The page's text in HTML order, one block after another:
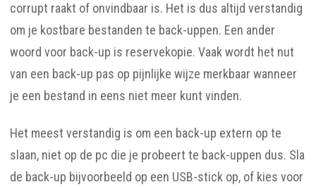
corrupt raakt of onvindbaar is. Het is dus altijd verstandig
om je kostbare bestanden te back-uppen. Een ander
woord voor back-up is reservekopie. Vaak wordt het nut
van een back-up pas op pijnlijke wijze merkbaar wanneer
je een bestand in eens niet meer kunt vinden.
Het meest verstandig is om een back-up extern op te
slaan, niet op de pc die je probeert te back-uppen dus. Sla
de back-up bijvoorbeeld op een USB-stick op, of kies voor